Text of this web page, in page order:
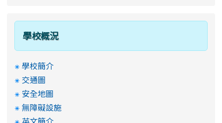
學校概況
學校簡介
交通圖
安全地圖
無障礙設施